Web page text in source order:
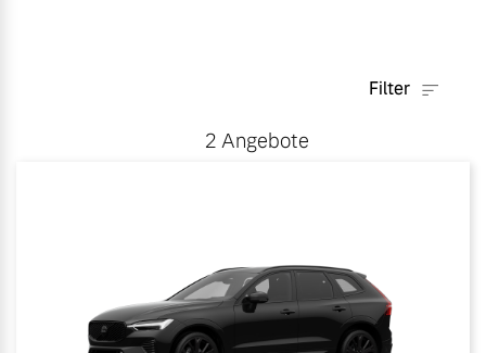
Mild-Hybrid
4 Modelle
Aktuelle Angebote
Volvo Gebrauchtwagenbörse
Gebrauchtwagen
Kontakt und Anfahrt
Karriere
Filter
2 Angebote